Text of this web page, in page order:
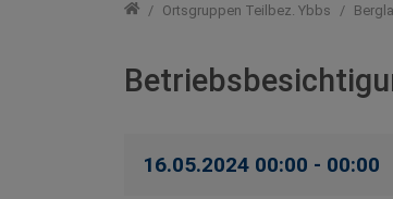
Teilbezirke
Ortsgruppen Teilbez. Ybbs
16.05.2024 00:00 - 00:00